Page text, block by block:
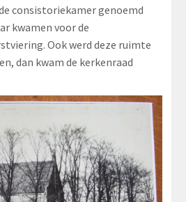
consistoriekamer genoemd
kwamen voor de
Ook werd deze ruimte
dan kwam de kerkenraad